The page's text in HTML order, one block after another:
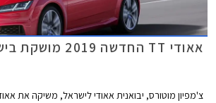
אאודי TT החדשה 2019 מושקת בישראל